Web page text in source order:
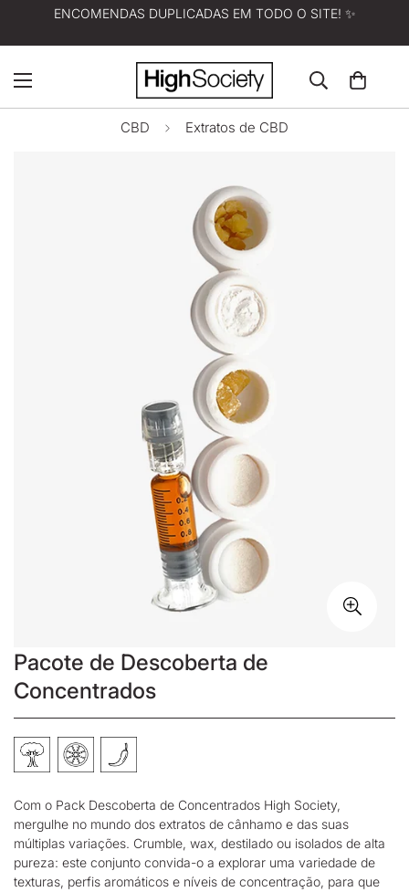
ENCOMENDAS DUPLICADAS EM TODO O SITE! ✨
CBD Extratos de CBD
Pacote de Descoberta de
Concentrados
Com o Pack Descoberta de Concentrados High Society,
mergulhe no mundo dos extratos de cânhamo e das suas
múltiplas variações. Crumble, wax, destilado ou isolados de alta
pureza: este conjunto convida-o a explorar uma variedade de
texturas, perfis aromáticos e níveis de concentração, para que